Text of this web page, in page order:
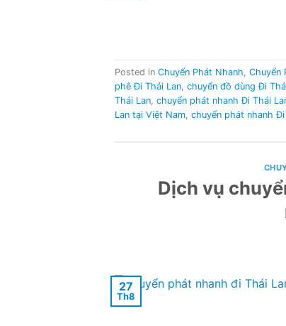
Posted in Chuyển Phát Nhanh Chuyển
phê Đi Thái Lan chuyển đồ dùng Đi
Thái Lan chuyển phát nhanh Đi Thái
Lan tại Việt Nam chuyển phát nhanh
Dịch vụ
27
Th8